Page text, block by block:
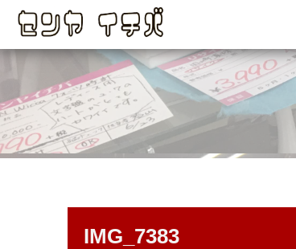
IMG_7383